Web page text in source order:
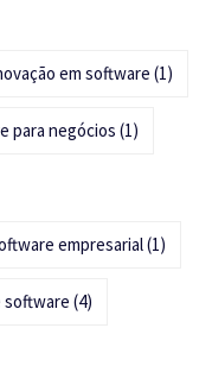
em software (1)
para negócios (1)
empresarial(1)
software (4)